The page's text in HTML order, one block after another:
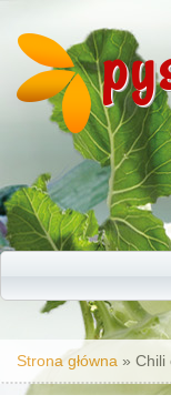
Jesteś tutaj
Strona główna » Chili